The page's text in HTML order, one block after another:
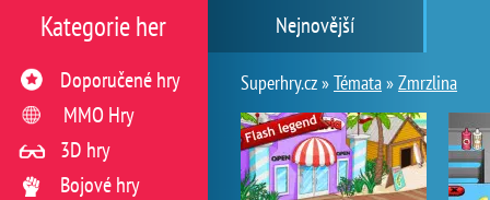
Nejnovější
Superhry.cz »Témata»Zmrzlina
Kategorie her
Doporučené hry
MMO Hry
3D hry
Bojové hry